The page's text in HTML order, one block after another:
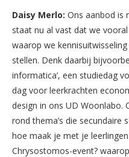
Daisy Merlo: Ons aanbod is
staat nu al vast dat we
waarop we
stellen. Denk daarbij
informatica’, een studiedag
dag voor leerkrachten
design in ons UD Woonlabo.
rond thema’s die secundaire
hoe maak je met je
Chrysostomos-event?